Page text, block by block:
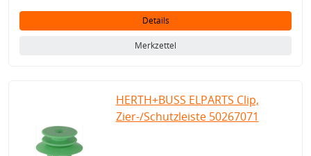
Details
Merkzettel
HERTH+BUSS ELPARTS Clip,
Zier-/Schutzleiste 50267071